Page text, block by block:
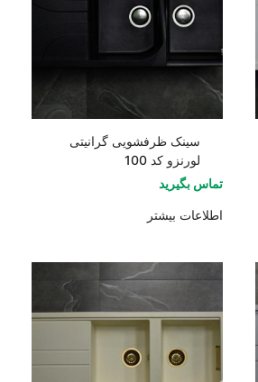
سینک ظرفشویی گرانیتی
لورنزو کد 100
تماس بگیرید
اطلاعات بیشتر